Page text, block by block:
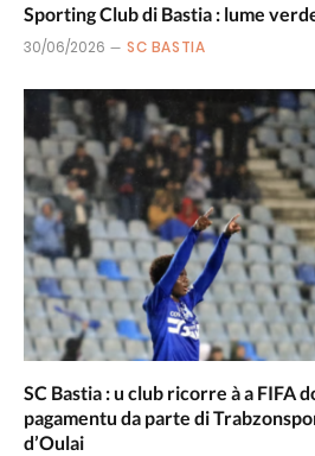
Sporting Club di Bastia : lume
30/06/2026 SC BASTIA
SC Bastia : u club ricorre à a FIFA
pagamentu da parte di
d’Oulai